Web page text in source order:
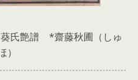
氏艶譜 *齋藤秋圃（しゅ
）